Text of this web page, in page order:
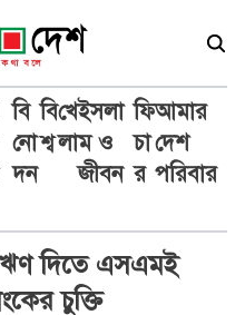
বি
নো
দন
বি
শ্ব
খে
লা
ইসলা
ম ও
জীবন
ফি
চা
র
আমার
দেশ
পরিবার
ঋণ দিতে এসএমই
চুক্তি